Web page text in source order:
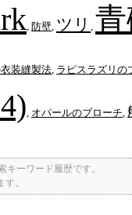
防壁 ツリ
装縫製法 ラピスラズリの
オパールのブローチ
キーワード履歴です。
。